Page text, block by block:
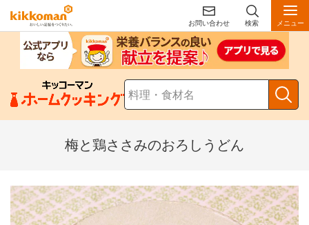
お問い合わせ 検索 メニュー
梅と鶏ささみのおろしうどん